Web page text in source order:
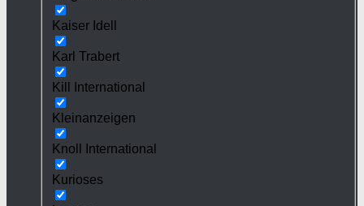
Kaiser Idell
Karl Trabert
Kill International
Kleinanzeigen
Knoll International
Kurioses